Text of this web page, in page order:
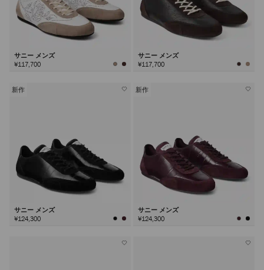
サニー メンズ
¥117,700
サニー メンズ
¥117,700
新作
サニー メンズ
¥124,300
新作
サニー メンズ
¥124,300